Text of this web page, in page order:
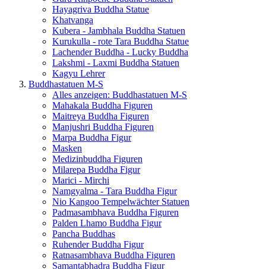
Hayagriva Buddha Statue
Khatvanga
Kubera - Jambhala Buddha Statuen
Kurukulla - rote Tara Buddha Statue
Lachender Buddha - Lucky Buddha
Lakshmi - Laxmi Buddha Statuen
Kagyu Lehrer
Buddhastatuen M-S
Alles anzeigen: Buddhastatuen M-S
Mahakala Buddha Figuren
Maitreya Buddha Figuren
Manjushri Buddha Figuren
Marpa Buddha Figur
Masken
Medizinbuddha Figuren
Milarepa Buddha Figur
Marici - Mirchi
Namgyalma - Tara Buddha Figur
Nio Kangoo Tempelwächter Statuen
Padmasambhava Buddha Figuren
Palden Lhamo Buddha Figur
Pancha Buddhas
Ruhender Buddha Figur
Ratnasambhava Buddha Figuren
Samantabhadra Buddha Figur